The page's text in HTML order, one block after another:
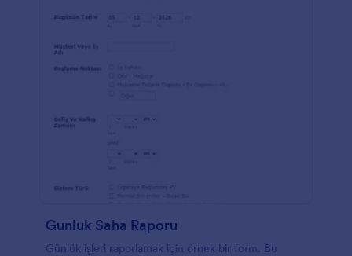
Gunluk Saha Raporu
Günlük işleri raporlamak için örnek bir form. Bu